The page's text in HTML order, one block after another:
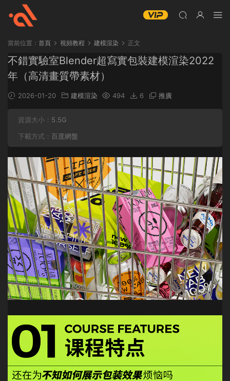
當前位置： 首頁 視頻教程 建模渲染 正文
不錯實驗室Blender超寫實包裝建模渲染2022
年（高清畫質帶素材）
2026-01-20 建模渲染 494 6 推廣
資源大小： 5.5G
下載方式： 百度網盤